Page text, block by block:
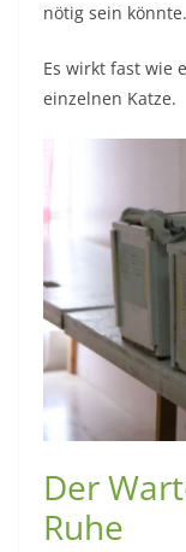
nötig sein könnte.
Es wirkt fast wie
einzelnen Katze.
Der
Ruhe